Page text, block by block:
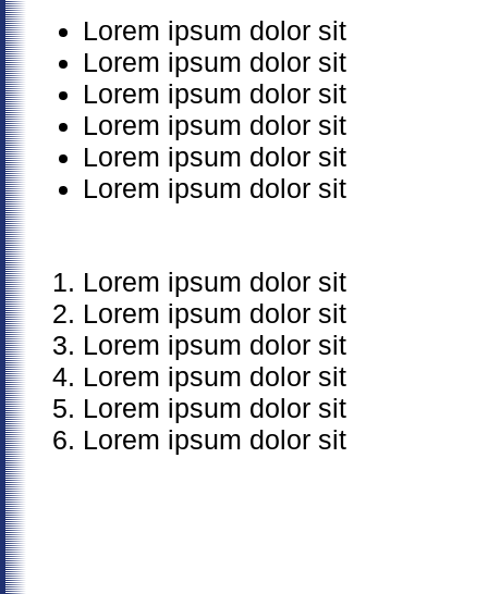
Lorem ipsum dolor sit
Lorem ipsum dolor sit
Lorem ipsum dolor sit
Lorem ipsum dolor sit
Lorem ipsum dolor sit
Lorem ipsum dolor sit
Lorem ipsum dolor sit
Lorem ipsum dolor sit
Lorem ipsum dolor sit
Lorem ipsum dolor sit
Lorem ipsum dolor sit
Lorem ipsum dolor sit